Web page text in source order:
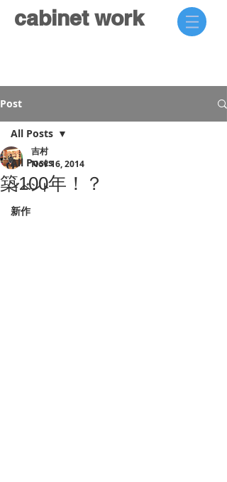
cabinet work
Post
All Posts
イベント
新作
All Posts
築100年！？
吉村
Nov 16, 2014